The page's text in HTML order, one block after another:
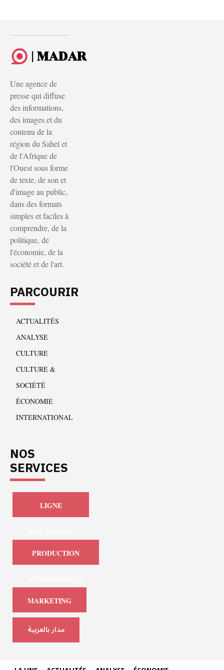
| MADAR
Une agence de
presse qui diffuse
des informations,
des images et du
contenu de la
région du Sahel et
de l'Afrique de
l'Ouest sous forme
de texte, de son et
d'image au public,
dans des formats
simples et faciles à
comprendre, de la
politique, de
l'économie, de la
société et de l'art.
PARCOURIR
ACTUALITÉS
ANALYSE
CULTURE
CULTURE &
SOCIÉTÉ
ÉCONOMIE
INTERNATIONAL
NOS
SERVICES
LIGNE
PRODUCTION
MARKETING
مدار بالعربية